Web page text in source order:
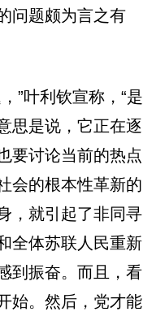
问题颇为言之有
”叶利钦宣称，“是
思是说，它正在逐
要讨论当前的热点
会的根本性革新的
，就引起了非同寻
全体苏联人民重新
到振奋。而且，看
始。然后，党才能